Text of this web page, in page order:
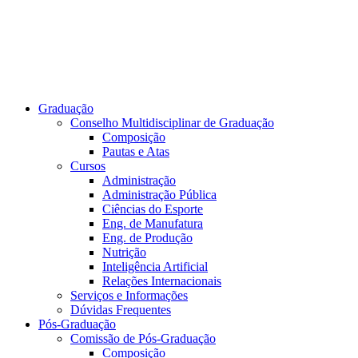
Graduação
Conselho Multidisciplinar de Graduação
Composição
Pautas e Atas
Cursos
Administração
Administração Pública
Ciências do Esporte
Eng. de Manufatura
Eng. de Produção
Nutrição
Inteligência Artificial
Relações Internacionais
Serviços e Informações
Dúvidas Frequentes
Pós-Graduação
Comissão de Pós-Graduação
Composição